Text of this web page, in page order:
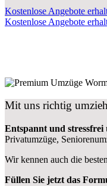
Kostenlose Angebote
Kostenlose Angebote
Mit uns richtig
Entspannt und stressfrei
Privatumzüge,
Wir kennen auch die
Füllen Sie jetzt das